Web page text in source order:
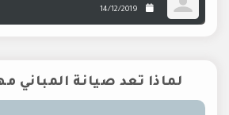
14/12/2019
لماذا تعد صيانة المباني